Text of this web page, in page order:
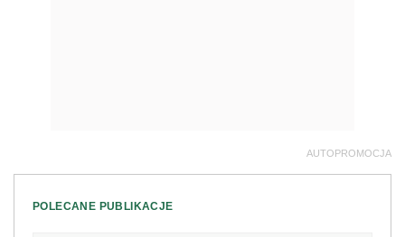
AUTOPROMOCJA
POLECANE PUBLIKACJE